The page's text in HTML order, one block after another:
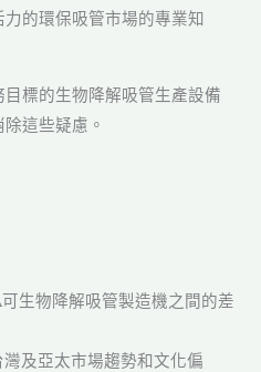
的環保吸管市場的專業知
標的生物降解吸管生產設備
這些疑慮。
生物降解吸管製造機之間的差
及亞太市場趨勢和文化偏